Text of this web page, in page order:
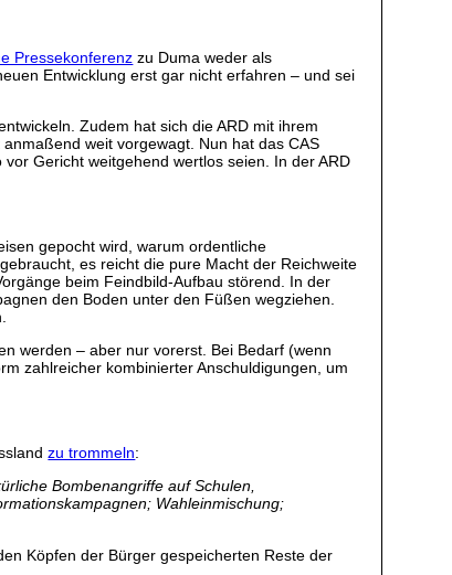
Pressekonferenz zu Duma weder als
Entwicklung erst gar nicht erfahren – und sei
Zudem hat sich die ARD mit ihrem
weit vorgewagt. Nun hat das CAS
Gericht weitgehend wertlos seien. In der ARD
gepocht wird, warum ordentliche
es reicht die pure Macht der Reichweite
beim Feindbild-Aufbau störend. In der
den Boden unter den Füßen wegziehen.
werden – aber nur vorerst. Bei Bedarf (wenn
zahlreicher kombinierter Anschuldigungen, um
zu trommeln:
Bombenangriffe auf Schulen,
Wahleinmischung;
Köpfen der Bürger gespeicherten Reste der